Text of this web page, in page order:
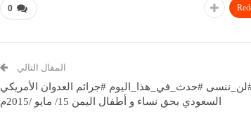
0
المقال التالي
#حدث_في_هذا_اليوم #جرائم العدوان الأمريكي
السعودي بحق نساء و أطفال اليمن 15/ مايو /2015م